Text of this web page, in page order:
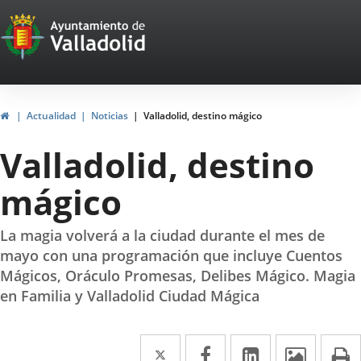
Portal
Web
del
Ayuntamiento
de
Valladolid
InicioActualidad Noticias Valladolid, destino mágico
Valladolid, destino
mágico
La magia volverá a la ciudad durante el mes de
mayo con una programación que incluye Cuentos
Mágicos, Oráculo Promesas, Delibes Mágico. Magia
en Familia y Valladolid Ciudad Mágica
Twitter
Enlace Facebook
EnlaceLinkedIn
Enlace